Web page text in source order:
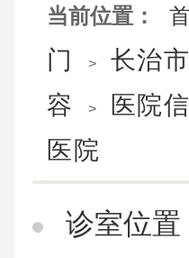
当前位置：
门
> 长治
容 > 医院
医院
诊室位置